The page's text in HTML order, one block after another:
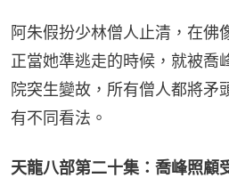
阿朱假扮少林僧人止清，在佛
正當她準逃走的時候，就被喬
院突生變故，所有僧人都將矛
有不同看法。
天龍八部第二十集：喬峰照顧